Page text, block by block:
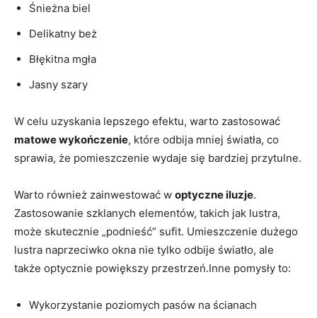
Śnieżna biel
Delikatny beż
Błękitna mgła
Jasny szary
W celu uzyskania lepszego efektu, warto zastosować
matowe wykończenie, które odbija mniej światła, co
sprawia, że pomieszczenie wydaje się bardziej przytulne.
Warto również zainwestować w optyczne iluzje.
Zastosowanie szklanych elementów, takich jak lustra,
może skutecznie „podnieść” sufit. Umieszczenie dużego
lustra naprzeciwko okna nie tylko odbije światło, ale
także optycznie powiększy przestrzeń.Inne pomysły to:
Wykorzystanie poziomych pasów na ścianach